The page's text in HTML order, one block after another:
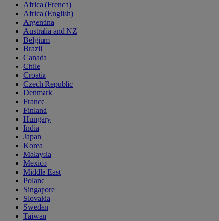
Africa (French)
Africa (English)
Argentina
Australia and NZ
Belgium
Brazil
Canada
Chile
Croatia
Czech Republic
Denmark
France
Finland
Hungary
India
Japan
Korea
Malaysia
Mexico
Middle East
Poland
Singapore
Slovakia
Sweden
Taiwan